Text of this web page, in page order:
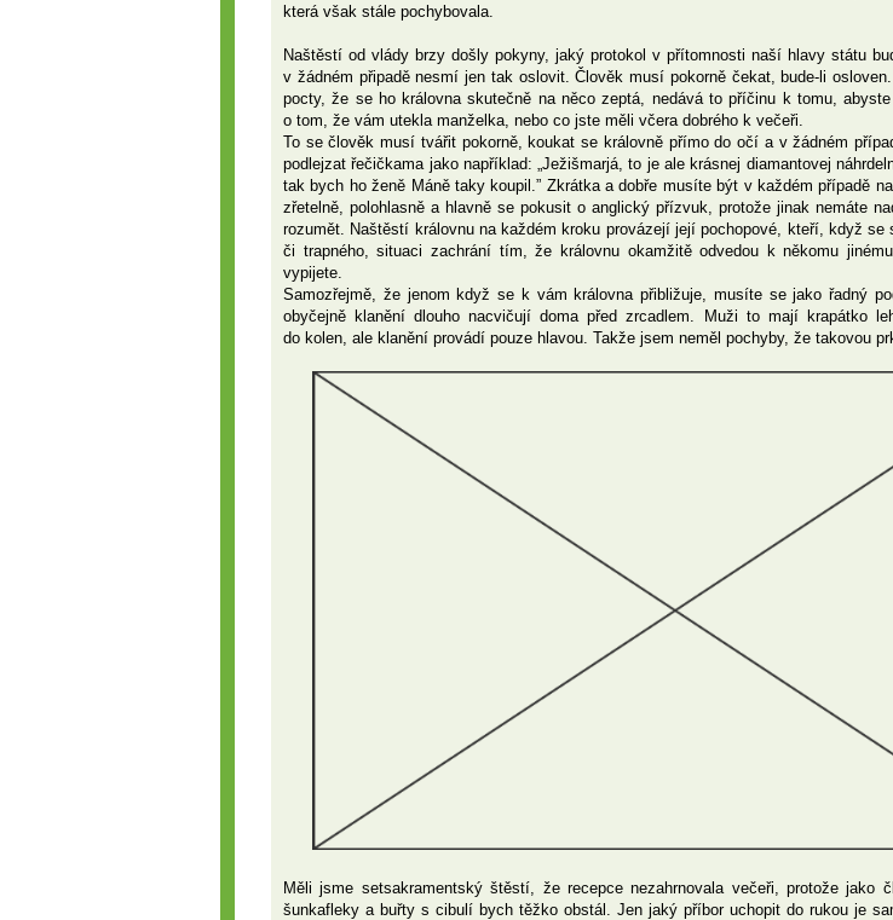
která však stále pochybovala.
Naštěstí od vlády brzy došly pokyny, jaký protokol v přítomnosti naší hlavy státu
v žádném připadě nesmí jen tak oslovit. Člověk musí pokorně čekat, bude-li
pocty, že se ho královna skutečně na něco zeptá, nedává to příčinu k tomu,
o tom, že vám utekla manželka, nebo co jste měli včera dobrého k večeři.
To se člověk musí tvářit pokorně, koukat se královně přímo do očí a v žádném
podlejzat řečičkama jako například: „Ježišmarjá, to je ale krásnej diamantovej
tak bych ho ženě Máně taky koupil.” Zkrátka a dobře musíte být v každém případě
zřetelně, polohlasně a hlavně se pokusit o anglický přízvuk, protože jinak nemáte
rozumět. Naštěstí královnu na každém kroku provázejí její pochopové, kteří, když se
či trapného, situaci zachrání tím, že královnu okamžitě odvedou k někomu
vypijete.
Samozřejmě, že jenom když se k vám královna přibližuje, musíte se jako řadný
obyčejně klanění dlouho nacvičují doma před zrcadlem. Muži to mají krapátko
do kolen, ale klanění provádí pouze hlavou. Takže jsem neměl pochyby, že takovou
Měli jsme setsakramentský štěstí, že recepce nezahrnovala večeři, protože jako
šunkafleky a buřty s cibulí bych těžko obstál. Jen jaký příbor uchopit do rukou je